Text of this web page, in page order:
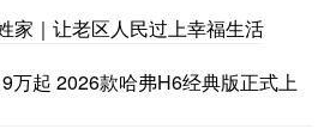
家｜让老区人民过上幸福生活
万起 2026款哈弗H6经典版正式上